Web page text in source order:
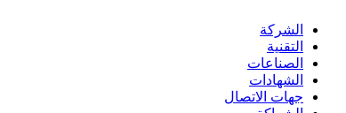
الشركة
التقنية
الصناعات
الشهادات
جهات الاتصال